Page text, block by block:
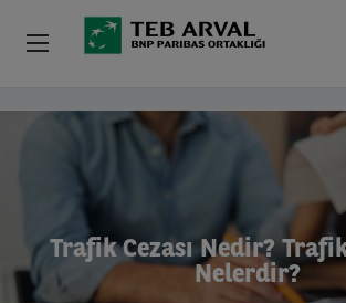
Ana içeriğe atla
Trafik Cezası Nedir?
Nelerdir?
Kurumsal
Yatırımcı İlişkileri